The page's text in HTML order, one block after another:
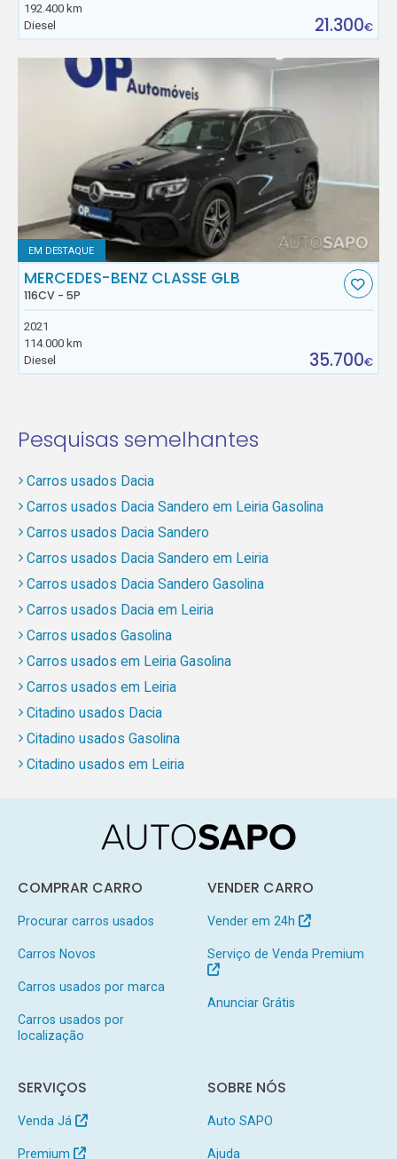
192.400 km
Diesel
21.300€
EM DESTAQUE
MERCEDES-BENZ CLASSE GLB
116CV - 5P
2021
114.000 km
Diesel
35.700€
Pesquisas semelhantes
Carros usados Dacia
Carros usados Dacia Sandero em Leiria Gasolina
Carros usados Dacia Sandero
Carros usados Dacia Sandero em Leiria
Carros usados Dacia Sandero Gasolina
Carros usados Dacia em Leiria
Carros usados Gasolina
Carros usados em Leiria Gasolina
Carros usados em Leiria
Citadino usados Dacia
Citadino usados Gasolina
Citadino usados em Leiria
COMPRAR CARRO
Procurar carros usados
Carros Novos
Carros usados por marca
Carros usados por
localização
VENDER CARRO
Vender em 24h
Serviço de Venda Premium
Anunciar Grátis
SERVIÇOS
Venda Já
Premium
SOBRE NÓS
Auto SAPO
Ajuda